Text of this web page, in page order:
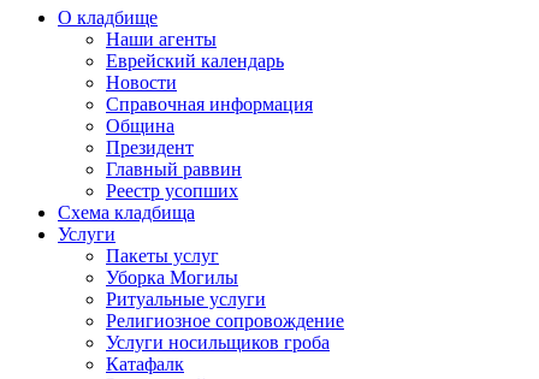
О кладбище
Наши агенты
Еврейский календарь
Новости
Справочная информация
Община
Президент
Главный раввин
Реестр усопших
Схема кладбища
Услуги
Пакеты услуг
Уборка Могилы
Ритуальные услуги
Религиозное сопровождение
Услуги носильщиков гроба
Катафалк